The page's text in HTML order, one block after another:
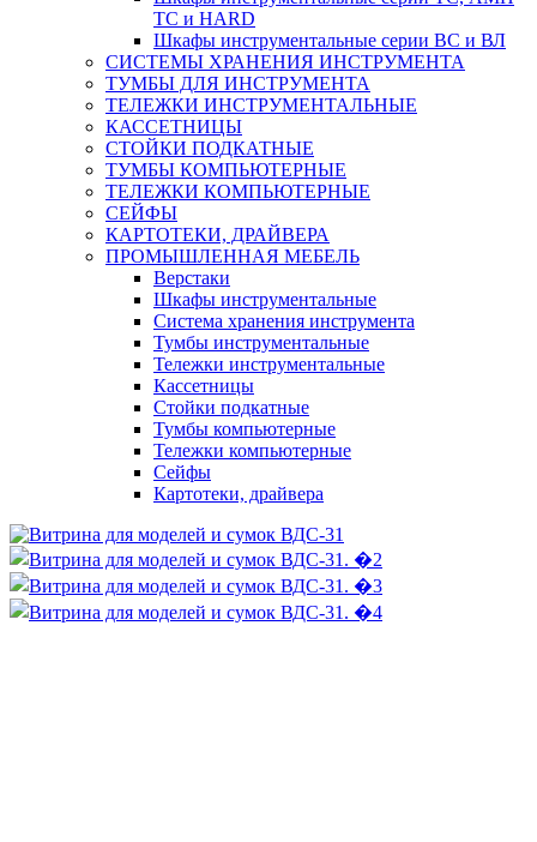
ТС и HARD
Шкафы инструментальные серии ВС и ВЛ
СИСТЕМЫ ХРАНЕНИЯ ИНСТРУМЕНТА
ТУМБЫ ДЛЯ ИНСТРУМЕНТА
ТЕЛЕЖКИ ИНСТРУМЕНТАЛЬНЫЕ
КАССЕТНИЦЫ
СТОЙКИ ПОДКАТНЫЕ
ТУМБЫ КОМПЬЮТЕРНЫЕ
ТЕЛЕЖКИ КОМПЬЮТЕРНЫЕ
СЕЙФЫ
КАРТОТЕКИ, ДРАЙВЕРА
ПРОМЫШЛЕННАЯ МЕБЕЛЬ
Верстаки
Шкафы инструментальные
Система хранения инструмента
Тумбы инструментальные
Тележки инструментальные
Кассетницы
Стойки подкатные
Тумбы компьютерные
Тележки компьютерные
Сейфы
Картотеки, драйвера